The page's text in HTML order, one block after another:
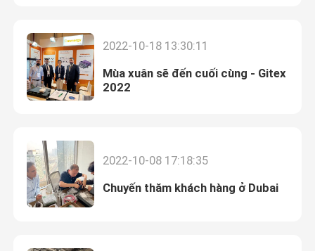
Người khác
2022-10-18 13:30:11
Mùa xuân sẽ đến cuối cùng - Gitex
2022
2022-10-08 17:18:35
Chuyến thăm khách hàng ở Dubai